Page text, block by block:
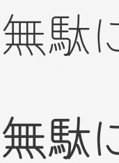
駄
駄